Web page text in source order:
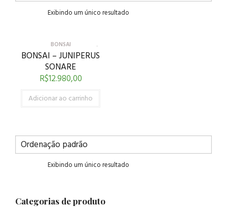
Exibindo um único resultado
BONSAI
BONSAI – JUNIPERUS
SONARE
R$12.980,00
Adicionar ao carrinho
Exibindo um único resultado
Categorias de produto